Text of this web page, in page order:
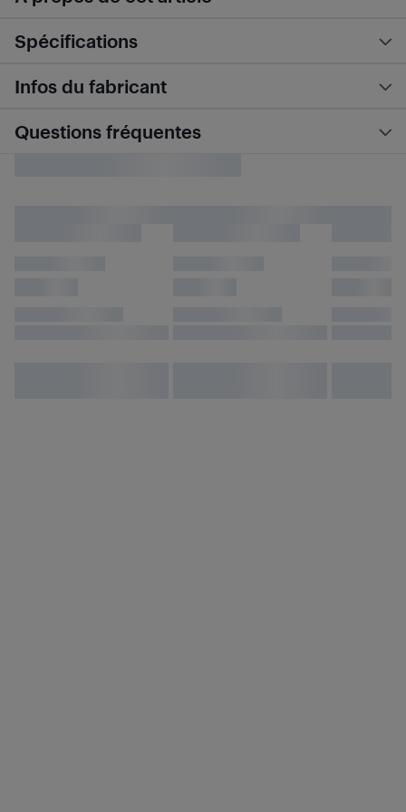
Spécifications
Infos du fabricant
Questions fréquentes